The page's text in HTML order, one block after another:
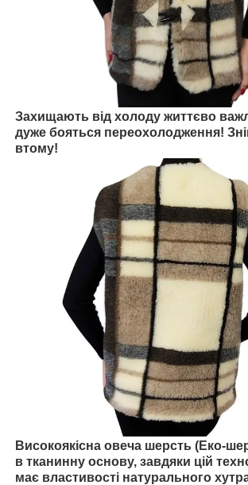
Захищають від холоду життєво
дуже бояться переохолодження!
втому!
Високоякісна овеча шерсть (Еко-
в тканинну основу, завдяки цій
має властивості натурального